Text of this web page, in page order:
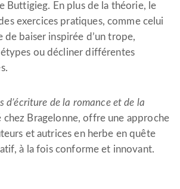
Buttigieg. En plus de la théorie, le
exercices pratiques, comme celui
de baiser inspirée d’un trope,
ou décliner différentes
d’écriture de la romance et de la
chez Bragelonne, offre une approche
et autrices en herbe en quête
à la fois conforme et innovant.